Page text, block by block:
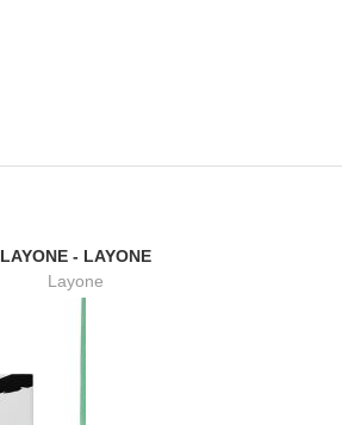
LAYONE - LAYONE
Layone